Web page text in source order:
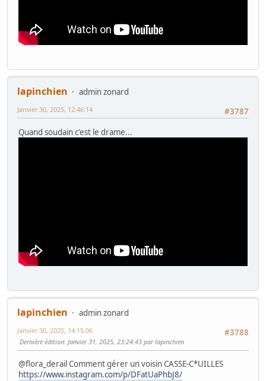
lapinchien
admin zonard
#3787
Janvier 30, 2025, 12:46:14
Quand soudain c'est le drame...
lapinchien
admin zonard
#3788
Janvier 30, 2025, 14:15:06
Dernière édition: Janvier 31, 2025, 23:24:43 par lapinchien
@flora_derail Comment gérer un voisin CASSE-C*UILLES
https://www.instagram.com/p/DFatUaPhbJ8/